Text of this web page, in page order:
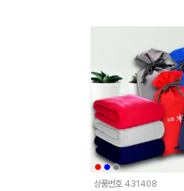
상품번호 431408